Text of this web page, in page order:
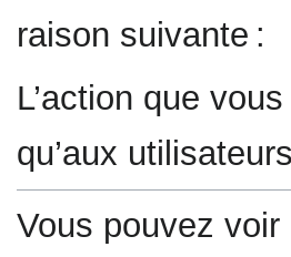
navigation
recherche
raison suivante :
L’action que
qu’aux
Vous pouvez